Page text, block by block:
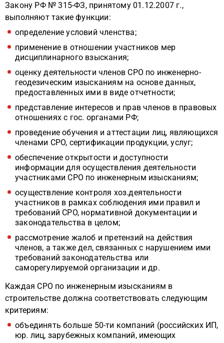
Закону РФ № 315-ФЗ, принятому 01.12.2007 г.,
выполняют такие функции:
определение условий членства;
применение в отношении участников мер
дисциплинарного взыскания;
оценку деятельности членов СРО по инженерно-
геодезическим изысканиям на основе данных,
предоставленных ими в виде отчетности;
представление интересов и прав членов в правовых
отношениях с гос. органами РФ;
проведение обучения и аттестации лиц, являющихся
членами СРО, сертификации продукции, услуг;
обеспечение открытости и доступности
информации для осуществления деятельности
участниками СРО по инженерным изысканиям;
осуществление контроля хоз.деятельности
участников в рамках соблюдения ими правил и
требований СРО, нормативной документации и
законодательства в целом;
рассмотрение жалоб и претензий на действия
членов, а также дел, связанных с нарушением ими
требований законодательства или
саморегулируемой организации и др.
Каждая СРО по инженерным изысканиям в
строительстве должна соответствовать следующим
критериям:
объединять больше 50-ти компаний (российских ИП,
юр. лиц, зарубежных компаний, имеющих